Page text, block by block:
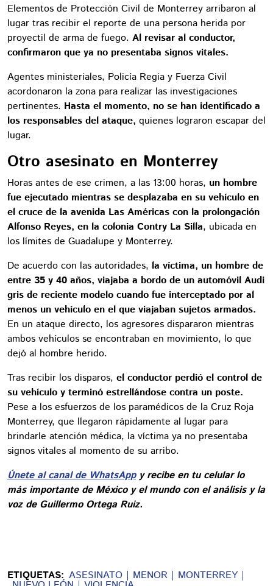
Elementos de Protección Civil de Monterrey arribaron al
lugar tras recibir el reporte de una persona herida por
proyectil de arma de fuego. Al revisar al conductor,
confirmaron que ya no presentaba signos vitales.
Agentes ministeriales, Policía Regia y Fuerza Civil
acordonaron la zona para realizar las investigaciones
pertinentes. Hasta el momento, no se han identificado a
los responsables del ataque, quienes lograron escapar del
lugar.
Otro asesinato en Monterrey
Horas antes de ese crimen, a las 13:00 horas, un hombre
fue ejecutado mientras se desplazaba en su vehículo en
el cruce de la avenida Las Américas con la prolongación
Alfonso Reyes, en la colonia Contry La Silla, ubicada en
los límites de Guadalupe y Monterrey.
De acuerdo con las autoridades, la víctima, un hombre de
entre 35 y 40 años, viajaba a bordo de un automóvil Audi
gris de reciente modelo cuando fue interceptado por al
menos un vehículo en el que viajaban sujetos armados.
En un ataque directo, los agresores dispararon mientras
ambos vehículos se encontraban en movimiento, lo que
dejó al hombre herido.
Tras recibir los disparos, el conductor perdió el control de
su vehículo y terminó estrellándose contra un poste.
Pese a los esfuerzos de los paramédicos de la Cruz Roja
Monterrey, que llegaron rápidamente al lugar para
brindarle atención médica, la víctima ya no presentaba
signos vitales al momento de su arribo.
Únete al canal de WhatsAppy recibe en tu celular lo
más importante de México y el mundo con el análisis y la
voz de Guillermo Ortega Ruiz.
ETIQUETAS: ASESINATO MENOR MONTERREY